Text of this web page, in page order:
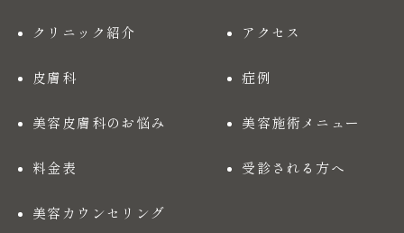
クリニック紹介 アクセス
皮膚科 症例
美容皮膚科のお悩み 美容施術メニュー
料金表 受診される方へ
美容カウンセリング